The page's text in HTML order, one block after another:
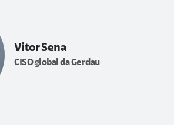
Vitor Sena
CISO global da Gerdau